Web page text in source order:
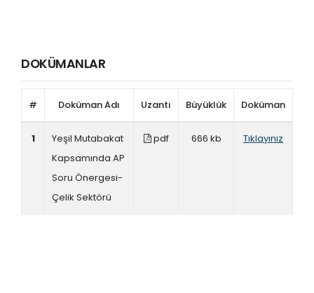
DOKÜMANLAR
# Doküman Adı Uzantı Büyüklük Doküman
1
Yeşil Mutabakat
Kapsamında AP
Soru Önergesi-
Çelik Sektörü
pdf 666 kb Tıklayınız